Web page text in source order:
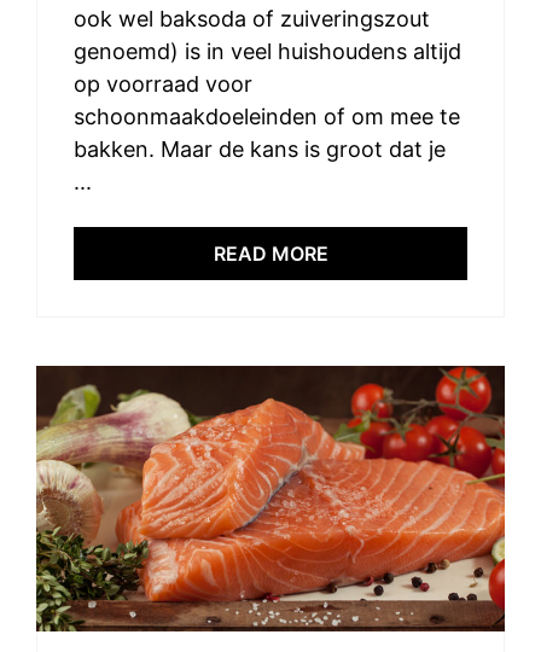
ook wel baksoda of zuiveringszout
genoemd) is in veel huishoudens altijd
op voorraad voor
schoonmaakdoeleinden of om mee te
bakken. Maar de kans is groot dat je
...
READ MORE